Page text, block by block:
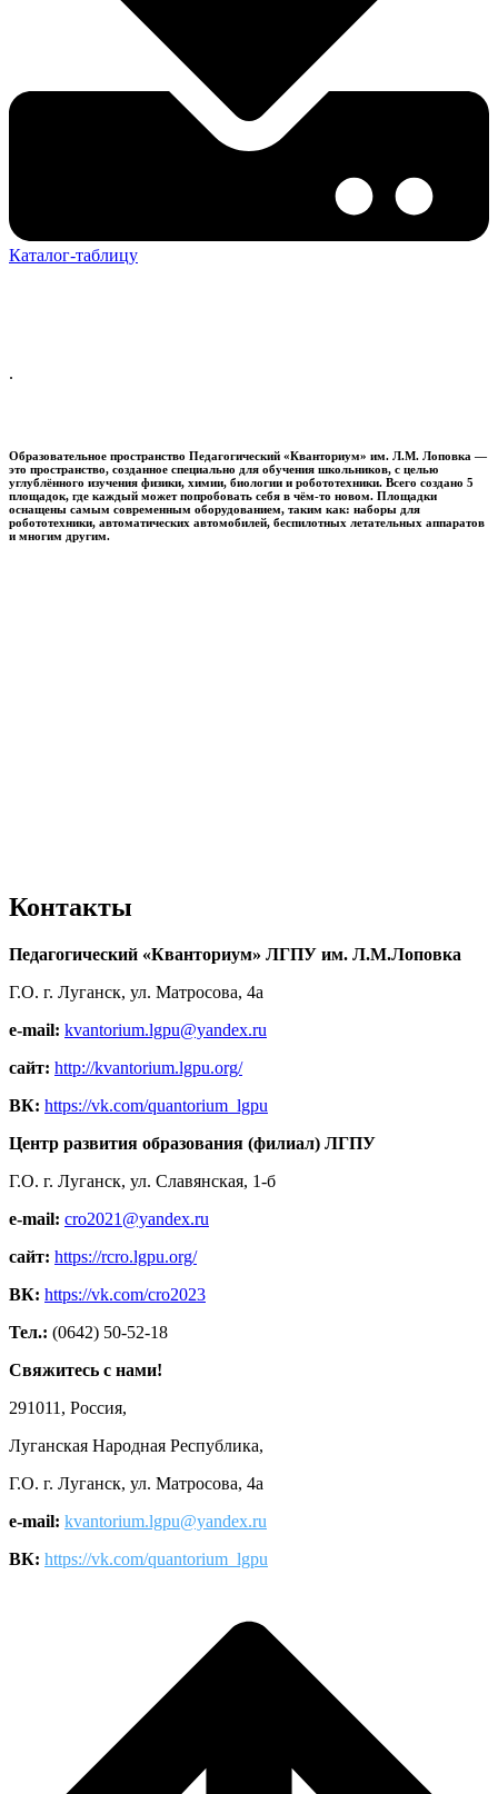
Каталог-таблицу
.
Образовательное пространство Педагогический «Кванториум» им. Л.М. Лоповка —
это пространство, созданное специально для обучения школьников, с целью
углублённого изучения физики, химии, биологии и робототехники. Всего создано 5
площадок, где каждый может попробовать себя в чём-то новом. Площадки
оснащены самым современным оборудованием, таким как: наборы для
робототехники, автоматических автомобилей, беспилотных летательных аппаратов
и многим другим.
Контакты
Педагогический «Кванториум» ЛГПУ им. Л.М.Лоповка
Г.О. г. Луганск, ул. Матросова, 4а
e-mail: kvantorium.lgpu@yandex.ru
сайт: http://kvantorium.lgpu.org/
ВК: https://vk.com/quantorium_lgpu
Центр развития образования (филиал) ЛГПУ
Г.О. г. Луганск, ул. Славянская, 1-б
e-mail: cro2021@yandex.ru
сайт: https://rcro.lgpu.org/
ВК: https://vk.com/cro2023
Тел.: (0642) 50-52-18
Свяжитесь с нами!
291011, Россия,
Луганская Народная Республика,
Г.О. г. Луганск, ул. Матросова, 4а
e-mail: kvantorium.lgpu@yandex.ru
ВК: https://vk.com/quantorium_lgpu